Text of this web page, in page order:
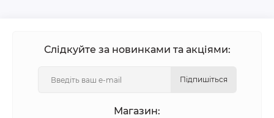
Слідкуйте за новинками та акціями:
Підпишіться
Магазин: